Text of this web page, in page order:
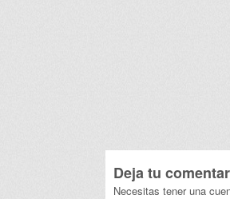
Deja tu
Necesitas tener una